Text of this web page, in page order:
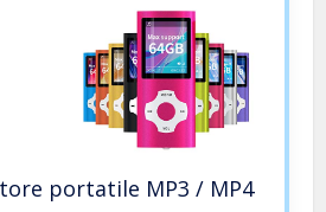
portatile MP3 / MP4